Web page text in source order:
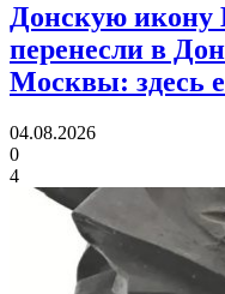
Донскую
перенесли в
Москвы: здесь
04.08.2026
0
4